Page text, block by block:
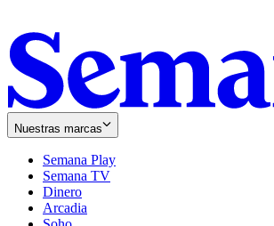
Nuestras marcas
Semana Play
Semana TV
Dinero
Arcadia